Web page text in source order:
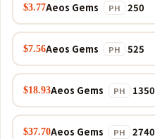
250 Aeos Gems
PH
$3.77
525 Aeos Gems
PH
$7.56
1350 Aeos Gems
PH
$18.93
2740 Aeos Gems
PH
$37.70